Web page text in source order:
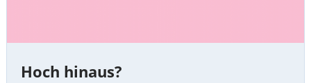
Hoch hinaus?